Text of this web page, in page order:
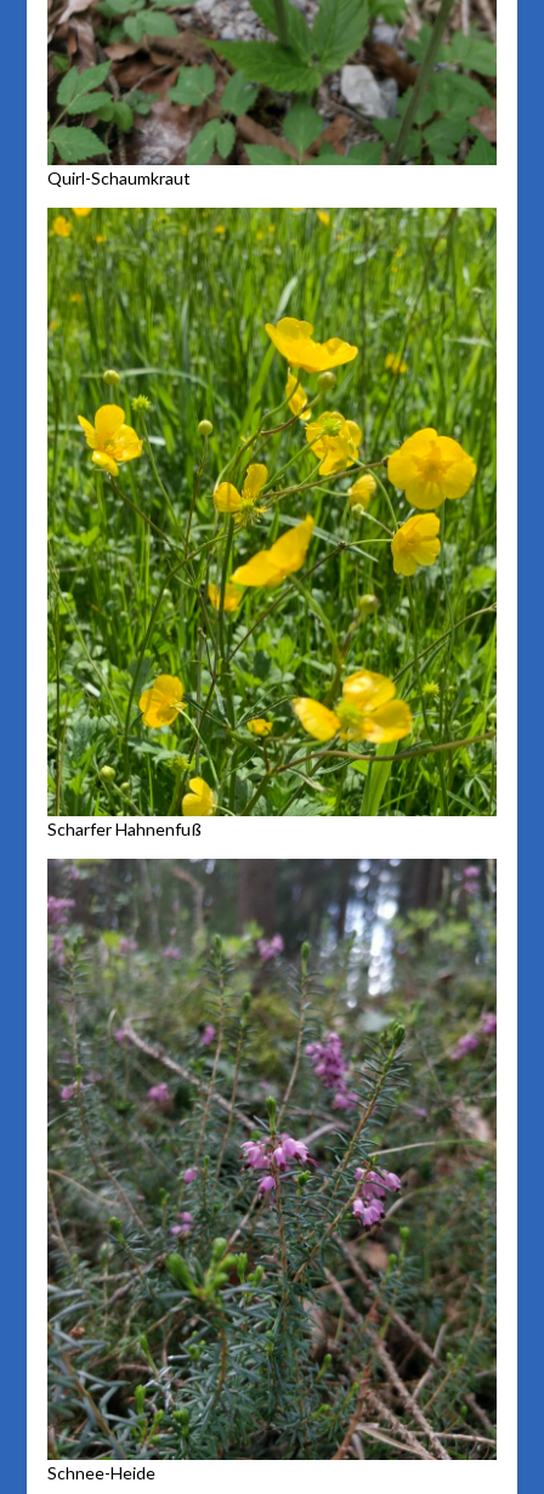
Quirl-Schaumkraut
Scharfer Hahnenfuß
Schnee-Heide